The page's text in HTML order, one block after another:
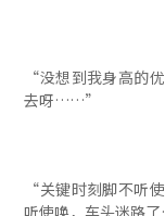
“没想到我身高的
去呀……”
“关键时刻脚不听
听使唤，车头迷路